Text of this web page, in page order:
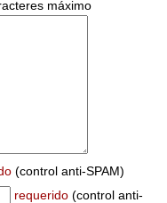
máximo
(control anti-SPAM)
requerido (control anti-